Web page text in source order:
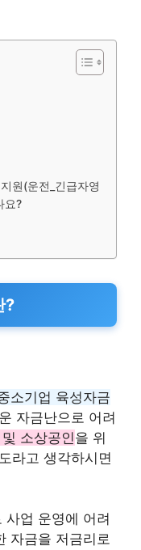
원(운전_긴급자영
요?
?
소기업 육성자금
자금난으로 어려
소상공인을 위
라고 생각하시면
업 운영에 어려
자금을 저금리로